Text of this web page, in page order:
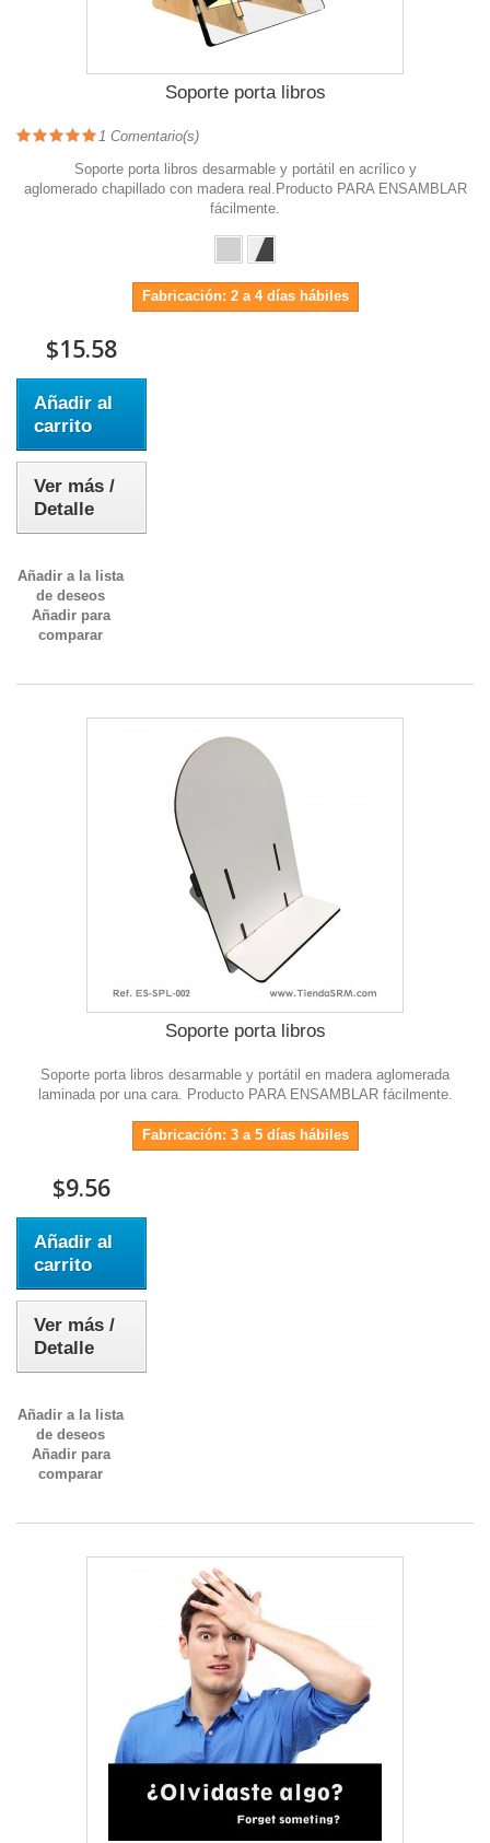
Soporte porta libros
1 Comentario(s)
Soporte porta libros desarmable y portátil en acrílico y
aglomerado chapillado con madera real.Producto PARA ENSAMBLAR
fácilmente.
Fabricación: 2 a 4 días hábiles
$15.58
Añadir al
carrito
Ver más /
Detalle
Añadir a la lista
de deseos
Añadir para
comparar
Soporte porta libros
Soporte porta libros desarmable y portátil en madera aglomerada
laminada por una cara. Producto PARA ENSAMBLAR fácilmente.
Fabricación: 3 a 5 días hábiles
$9.56
Añadir al
carrito
Ver más /
Detalle
Añadir a la lista
de deseos
Añadir para
comparar